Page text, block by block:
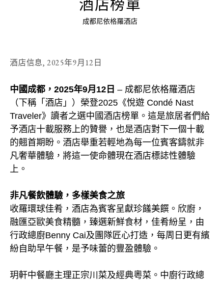
酒店榜單
成都尼依格羅酒店
酒店信息, 2025年9月12日
中國成都，2025年9月12日 – 成都尼依格羅酒店
（下稱「酒店」）榮登2025《悅遊 Condé Nast
Traveler》讀者之選中國酒店榜單。這是旅居者們給
予酒店十載服務上的贊譽，也是酒店對下一個十載
的翹首期盼。酒店舉重若輕地為每一位賓客鑄就非
凡奢華體驗，將這一使命體現在酒店標誌性體驗
上。
非凡餐飲體驗，多樣美食之旅
收羅環球佳肴，酒店為賓客呈獻珍饈美饌。欣廚，
融匯亞歐美食精髓，臻選新鮮食材，佳肴紛呈，由
行政總廚Benny Cai及團隊匠心打造，每周日更有繽
紛自助早午餐，是予味蕾的豐盈體驗。
玥軒中餐廳主理正宗川菜及經典粵菜。中廚行政總